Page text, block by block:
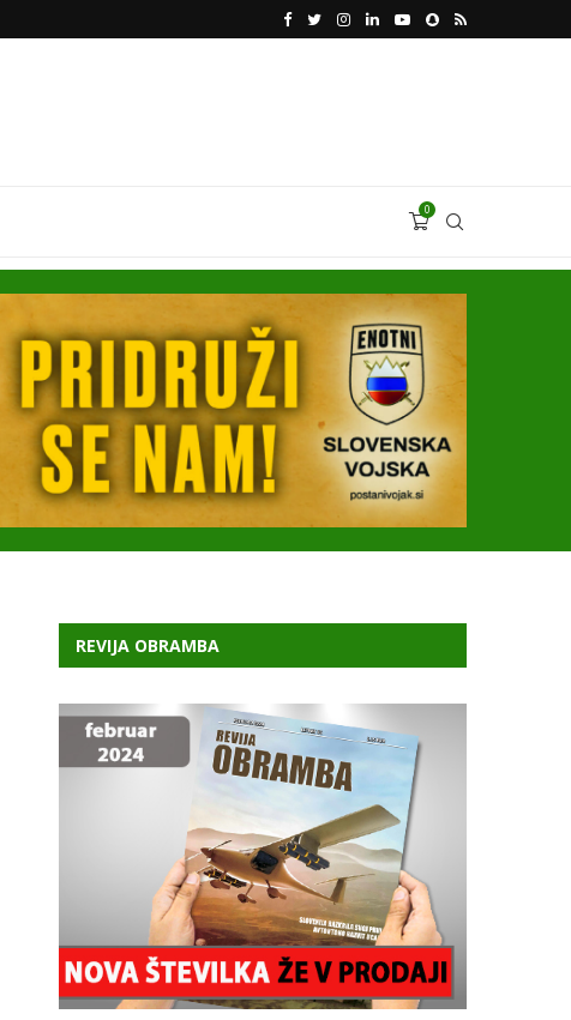
VODJA UKROBORONPROMA HERMAN SMETANIN
0
REVIJA OBRAMBA